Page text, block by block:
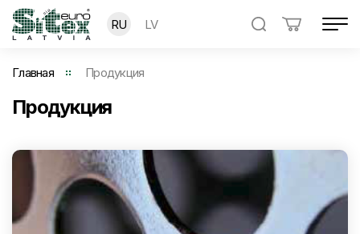
RU LV
Главная Продукция
Продукция